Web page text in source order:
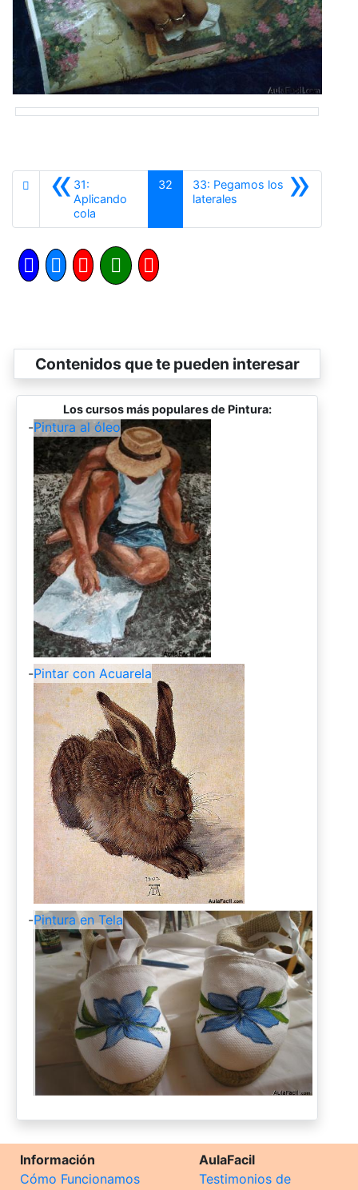
«31:
Aplicando
cola
32 »
33: Pegamos los
lateralesSiguiente
Contenidos que te pueden interesar
Los cursos más populares de Pintura:
-Pintura al óleo
-Pintar con Acuarela
-Pintura en Tela
Información
Cómo Funcionamos
AulaFacil
Testimonios de